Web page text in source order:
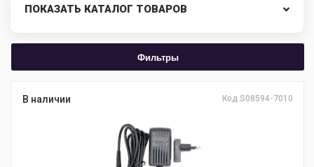
ПОКАЗАТЬ КАТАЛОГ ТОВАРОВ
В наличии Код S08594-7010
Фильтры